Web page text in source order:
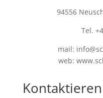
94556
Tel.
mail:
web: